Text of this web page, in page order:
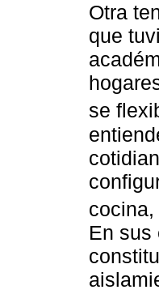
Otra
que
se
cocina,
En sus